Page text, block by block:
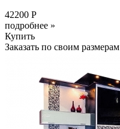
42200 Р
подробнее »
Купить
Заказать по своим размерам